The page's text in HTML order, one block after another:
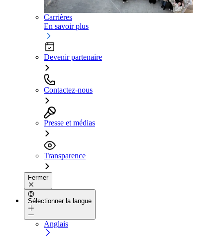
Carrières
En savoir plus
Devenir partenaire
Contactez-nous
Presse et médias
Transparence
Fermer
Sélectionner la langue
Anglais